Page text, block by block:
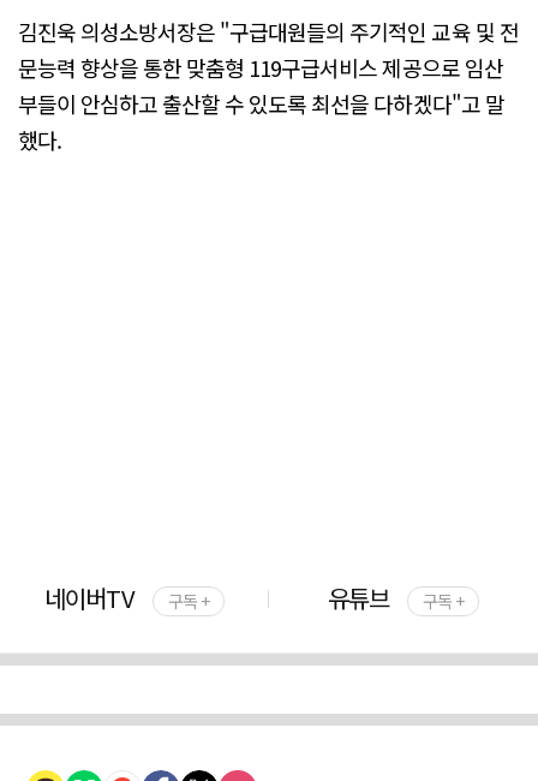
김진욱 의성소방서장은 "구급대원들의 주기적인 교육 및 전
문능력 향상을 통한 맞춤형 119구급서비스 제공으로 임산
부들이 안심하고 출산할 수 있도록 최선을 다하겠다"고 말
했다.
네이버TV 구독 + 유튜브 구독 +